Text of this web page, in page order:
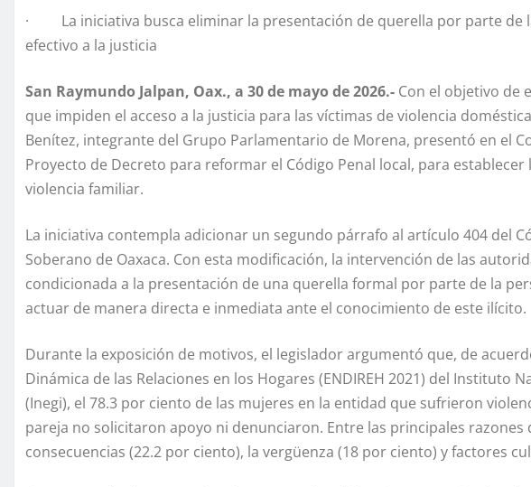
· La iniciativa busca eliminar la presentación de querella por parte de
efectivo a la justicia
San Raymundo Jalpan, Oax., a 30 de mayo de 2026.- Con el objetivo de
que impiden el acceso a la justicia para las víctimas de violencia
Benítez, integrante del Grupo Parlamentario de Morena, presentó en el
Proyecto de Decreto para reformar el Código Penal local, para
violencia familiar.
La iniciativa contempla adicionar un segundo párrafo al artículo 404 del
Soberano de Oaxaca. Con esta modificación, la intervención de las
condicionada a la presentación de una querella formal por parte de la
actuar de manera directa e inmediata ante el conocimiento de este ilícito.
Durante la exposición de motivos, el legislador argumentó que, de
Dinámica de las Relaciones en los Hogares (ENDIREH 2021) del Instituto
(Inegi), el 78.3 por ciento de las mujeres en la entidad que sufrieron
pareja no solicitaron apoyo ni denunciaron. Entre las principales razones
consecuencias (22.2 por ciento), la vergüenza (18 por ciento) y factores